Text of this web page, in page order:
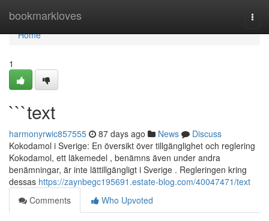
bookmarkloves
Home
Home
1
```text
harmonyrwic857555 87 days ago News
Discuss
Kokodamol i Sverige: En översikt över tillgänglighet och reglering
Kokodamol, ett läkemedel , benämns även under andra
benämningar, är inte lättillgängligt i Sverige . Regleringen kring
dessas https://zaynbegc195691.estate-blog.com/40047471/text
Comments
Who Upvoted